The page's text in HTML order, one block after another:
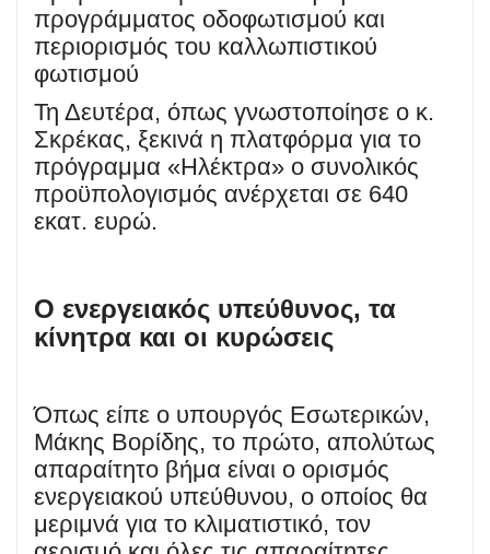
προγράμματος οδοφωτισμού και
περιορισμός του καλλωπιστικού
φωτισμού
Τη Δευτέρα, όπως γνωστοποίησε ο κ.
Σκρέκας, ξεκινά η πλατφόρμα για το
πρόγραμμα «Ηλέκτρα» ο συνολικός
προϋπολογισμός ανέρχεται σε 640
εκατ. ευρώ.
Ο ενεργειακός υπεύθυνος, τα
κίνητρα και οι κυρώσεις
Όπως είπε ο υπουργός Εσωτερικών,
Μάκης Βορίδης, το πρώτο, απολύτως
απαραίτητο βήμα είναι ο ορισμός
ενεργειακού υπεύθυνου, ο οποίος θα
μεριμνά για το κλιματιστικό, τον